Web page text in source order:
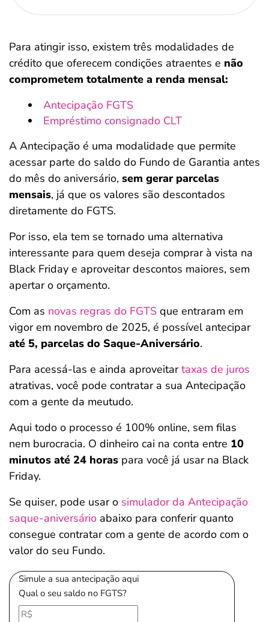
Para atingir isso, existem três modalidades de
crédito que oferecem condições atraentes e não
comprometem totalmente a renda mensal:
Antecipação FGTS
Empréstimo consignado CLT
A Antecipação é uma modalidade que permite
acessar parte do saldo do Fundo de Garantia antes
do mês do aniversário, sem gerar parcelas
mensais, já que os valores são descontados
diretamente do FGTS.
Por isso, ela tem se tornado uma alternativa
interessante para quem deseja comprar à vista na
Black Friday e aproveitar descontos maiores, sem
apertar o orçamento.
Com as novas regras do FGTS que entraram em
vigor em novembro de 2025, é possível antecipar
até 5, parcelas do Saque-Aniversário.
Para acessá-las e ainda aproveitartaxas de juros
atrativas, você pode contratar a sua Antecipação
com a gente da meutudo.
Aqui todo o processo é 100% online, sem filas
nem burocracia. O dinheiro cai na conta entre 10
minutos até 24 horas para você já usar na Black
Friday.
Se quiser, pode usar o simulador da Antecipação
saque-aniversário abaixo para conferir quanto
consegue contratar com a gente de acordo com o
valor do seu Fundo.
Simule a sua antecipação aqui
Qual o seu saldo no FGTS?